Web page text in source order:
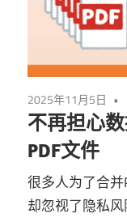
2025年11月5日
不再担心
PDF文件
很多人为了合并
却忽视了隐私